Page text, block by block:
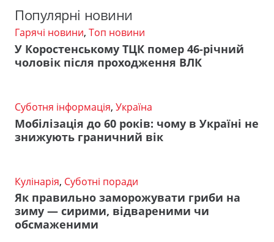
Популярні новини
Гарячі новини, Топ новини
У Коростенському ТЦК помер 46-річний
чоловік після проходження ВЛК
Суботня інформація, Україна
Мобілізація до 60 років: чому в Україні не
знижують граничний вік
Кулінарія, Суботні поради
Як правильно заморожувати гриби на
зиму — сирими, відвареними чи
обсмаженими